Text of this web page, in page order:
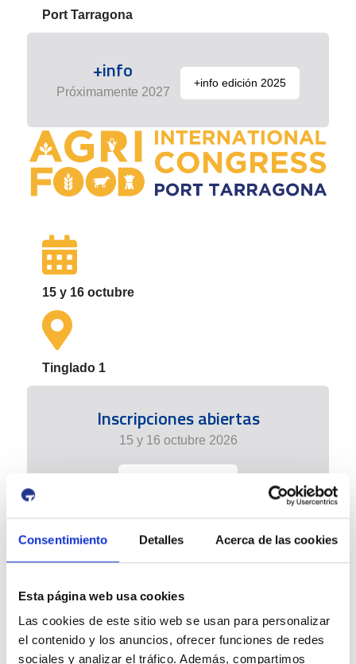
Consentimiento Detalles Acerca de las cookies
Esta página web usa cookies
Las cookies de este sitio web se usan para personalizar
el contenido y los anuncios, ofrecer funciones de redes
sociales y analizar el tráfico. Además, compartimos
Port Tarragona
+info
Próximamente 2027
+info edición 2025
15 y 16 octubre
Tinglado 1
Inscripciones abiertas
15 y 16 octubre 2026